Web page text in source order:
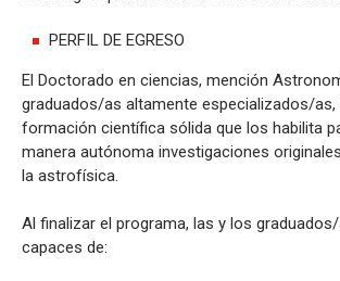
PERFIL DE EGRESO
El Doctorado en ciencias, mención
graduados/as altamente especializados/as,
formación científica sólida que los habilita
manera autónoma investigaciones
la astrofísica.
Al finalizar el programa, las y los
capaces de: